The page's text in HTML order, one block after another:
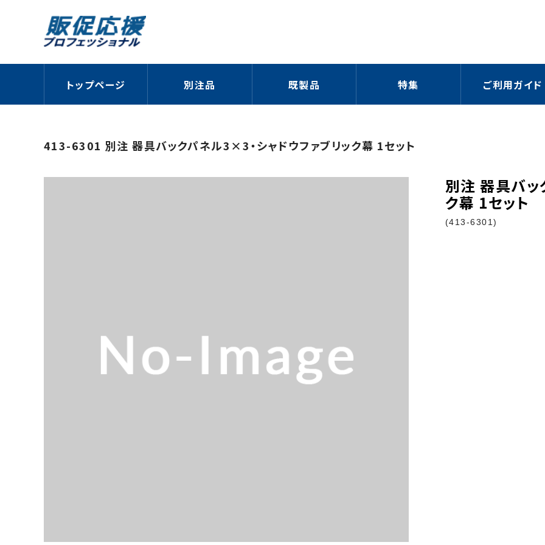
トップページ 別注品 既製品 特集 ご利用ガイド
413-6301 別注 器具バックパネル3×3・シャドウファブリック幕 1セット
別注 器具バッ
ク幕 1セット
(413-6301)